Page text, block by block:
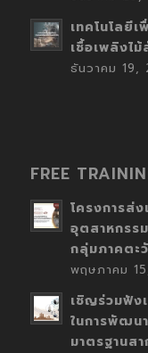
เทคโนโลยี
เชื้อเพลิงไม้
ธันวาคม 19,
FREE
โครงการส่
อุตสาหกรร
กลุ่มภาคตะ
พฤษภาคม
เชิญร่วมฟัง
ในการพัฒน
มาตรฐานส